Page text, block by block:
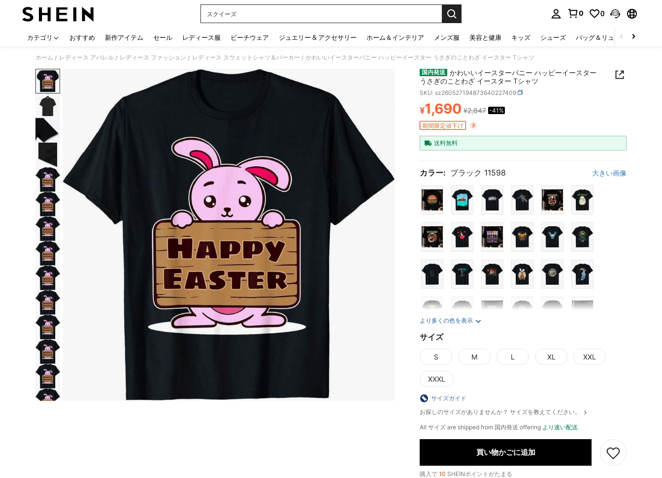
スクイーズ
0 0
カテゴリ おすすめ 新作アイテム セール レディース服 ビーチウェア ジュエリー & アクセサリー ホーム＆インテリア メンズ服 美容と健康 キッズ シューズ バッグ＆リュック
ホーム / レディース アパレル / レディース ファッション / レディース スウェットシャツ＆パーカー / かわいいイースターバニー ハッピーイースター うさぎのことわざ イースター Tシャツ
国内発送 かわいいイースターバニー ハッピーイースター
うさぎのことわざ イースター Tシャツ
SKU: sz260527194873640227409
PRICE AND AVAILABILITY
¥1,690 ¥2,847 -41%
期間限定値下げ
送料無料
カラー: ブラック 11598 大きい画像
より多くの色を表示
サイズ
S M L XL XXL
XXXL
サイズガイド
お探しのサイズがありませんか？ サイズを教えてください。
All サイズ are shipped from 国内発送 offering より速い配送.
買い物かごに追加
購入で 10 SHEINポイントがたまる